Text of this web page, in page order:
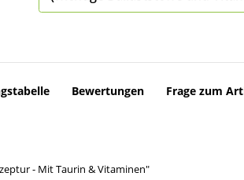
Bewertungen Frage zum
- Mit Taurin & Vitaminen"